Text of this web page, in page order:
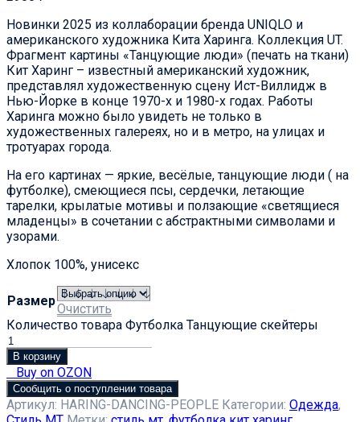
Новинки 2025 из коллаборации бренда UNIQLO и
американского художника Кита Харинга. Коллекция UT.
Фрагмент картины «Танцующие люди» (печать на ткани)
Кит Харинг – известный американский художник,
представлял художественную сцену Ист-Виллидж в
Нью-Йорке в конце 1970-х и 1980-х годах. Работы
Харинга можно было увидеть не только в
художественных галереях, но и в метро, на улицах и
тротуарах города.
На его картинах — яркие, весёлые, танцующие люди ( на
футболке), смеющиеся псы, сердечки, летающие
тарелки, крылатые мотивы и ползающие «светящиеся
младенцы» в сочетании с абстрактными символами и
узорами.
Хлопок 100%, унисекс
Размер
Очистить
Количество товара Футболка Танцующие скейтеры
В корзину
Buy on OZON
Сообщить о поступлении товара
Артикул: HARING-DANCING-PEOPLE Категории: Одежда,